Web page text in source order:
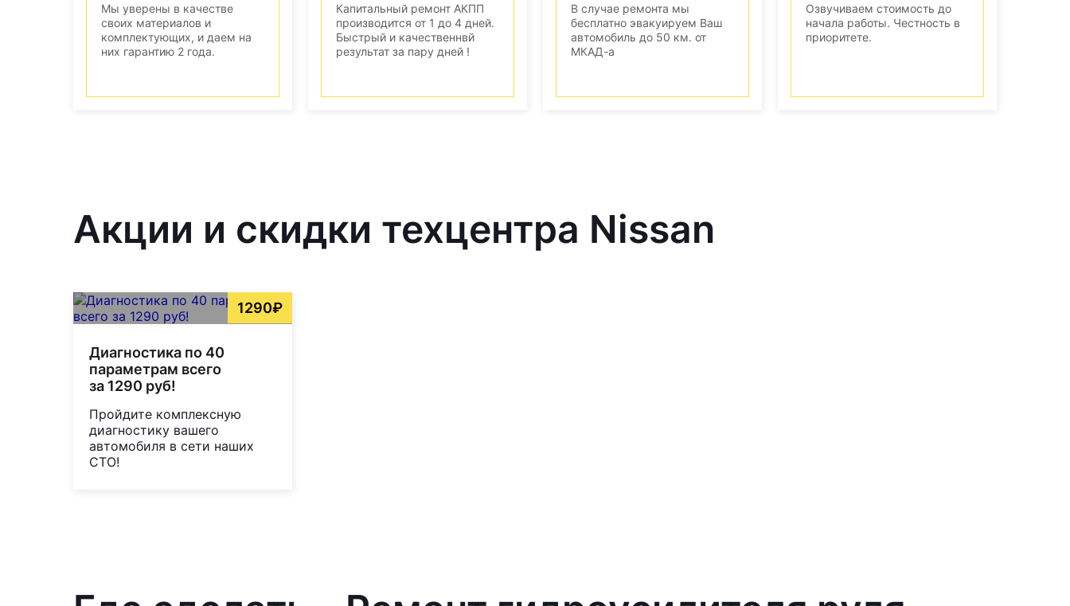
Мы уверены в качестве
своих материалов и
комплектующих, и даем на
них гарантию 2 года.
Капитальный ремонт АКПП
производится от 1 до 4 дней.
Быстрый и качественнвй
результат за пару дней !
В случае ремонта мы
бесплатно эвакуируем Ваш
автомобиль до 50 км. от
МКАД-а
Озвучиваем стоимость до
начала работы. Честность в
приоритете.
Акции и скидки техцентра Nissan
1290₽
Диагностика по 40
параметрам всего
за 1290 руб!
Пройдите комплексную
диагностику вашего
автомобиля в сети наших
СТО!